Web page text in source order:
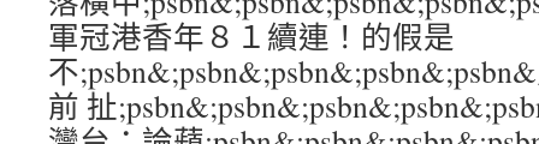
軍冠港香年８１續連！的假是
不
前 扯